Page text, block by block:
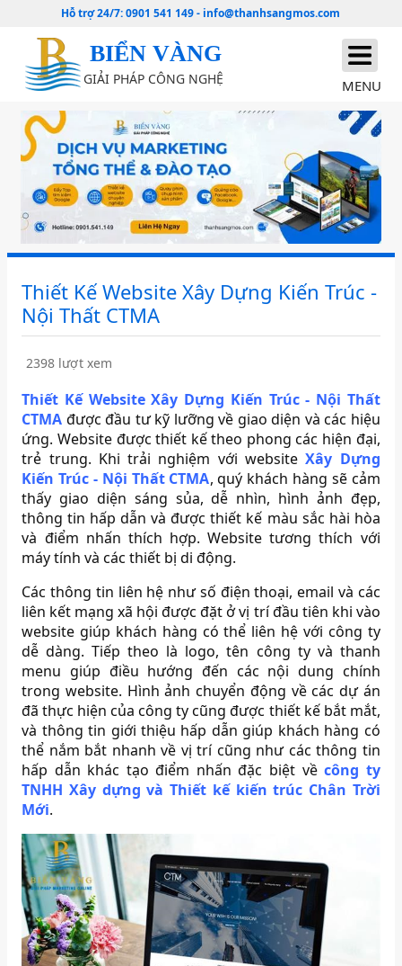
Hỗ trợ 24/7:0901 541 149- info@thanhsangmos.com
BIỂN VÀNG
GIẢI PHÁP CÔNG NGHỆ MENU
Thiết Kế Website Xây Dựng Kiến Trúc -
Nội Thất CTMA
2398 lượt xem
Thiết Kế Website Xây Dựng Kiến Trúc - Nội Thất
CTMA được đầu tư kỹ lưỡng về giao diện và các hiệu
ứng. Website được thiết kế theo phong các hiện đại,
trẻ trung. Khi trải nghiệm với websiteXây Dựng
Kiến Trúc - Nội Thất CTMA, quý khách hàng sẽ cảm
thấy giao diện sáng sủa, dễ nhìn, hình ảnh đẹp,
thông tin hấp dẫn và được thiết kế màu sắc hài hòa
và điểm nhấn thích hợp. Website tương thích với
máy tính và các thiết bị di động.
Các thông tin liên hệ như số điện thoại, email và các
liên kết mạng xã hội được đặt ở vị trí đầu tiên khi vào
website giúp khách hàng có thể liên hệ với công ty
dễ dàng. Tiếp theo là logo, tên công ty và thanh
menu giúp điều hướng đến các nội dung chính
trong website. Hình ảnh chuyển động về các dự án
đã thực hiện của công ty cũng được thiết kế bắt mắt,
và thông tin giới thiệu hấp dẫn giúp khách hàng có
thể nắm bắt nhanh về vị trí cũng như các thông tin
hấp dẫn khác tạo điểm nhấn đặc biệt vềcông ty
TNHH Xây dựng và Thiết kế kiến trúc Chân Trời
Mới.